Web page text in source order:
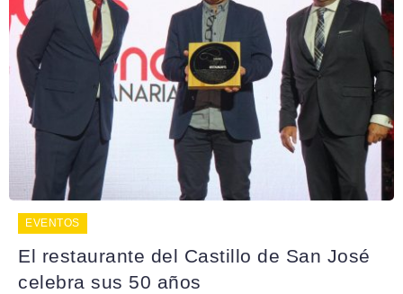
EVENTOS
El restaurante del Castillo de San José
celebra sus 50 años